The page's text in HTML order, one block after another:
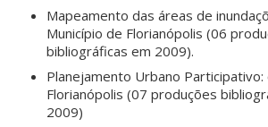
Mapeamento das áreas de
Município de Florianópolis (06
bibliográficas em 2009).
Planejamento Urbano Participativo:
Florianópolis (07 produções
2009)